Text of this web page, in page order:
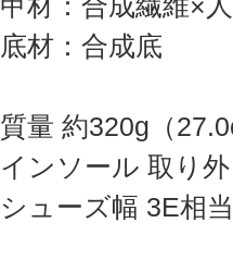
底材：合成底
質量 約320g（
インソール 取り
シューズ幅 3E相